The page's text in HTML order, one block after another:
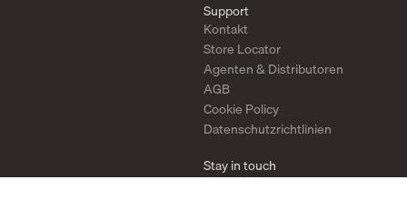
Support
Kontakt
Store Locator
Agenten & Distributoren
AGB
Cookie Policy
Datenschutzrichtlinien
Stay in touch
Newsletter